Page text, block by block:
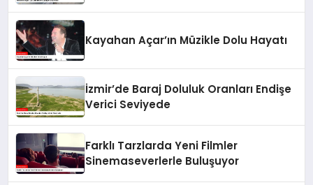
Kayahan Açar’ın Müzikle Dolu Hayatı
İzmir’de Baraj Doluluk Oranları Endişe
Verici Seviyede
Farklı Tarzlarda Yeni Filmler
Sinemaseverlerle Buluşuyor